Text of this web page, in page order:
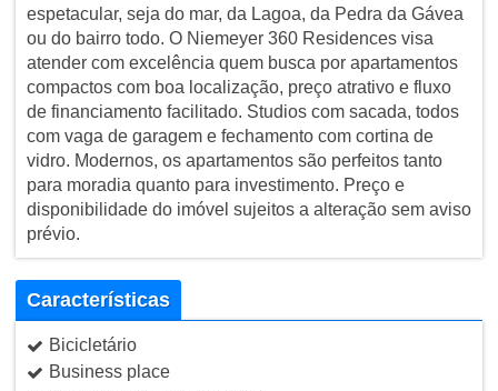
espetacular, seja do mar, da Lagoa, da Pedra da Gávea
ou do bairro todo. O Niemeyer 360 Residences visa
atender com excelência quem busca por apartamentos
compactos com boa localização, preço atrativo e fluxo
de financiamento facilitado. Studios com sacada, todos
com vaga de garagem e fechamento com cortina de
vidro. Modernos, os apartamentos são perfeitos tanto
para moradia quanto para investimento. Preço e
disponibilidade do imóvel sujeitos a alteração sem aviso
prévio.
Características
Bicicletário
Business place